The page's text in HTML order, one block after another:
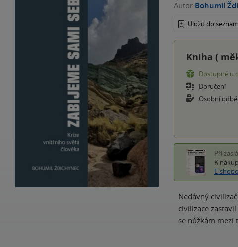
Autor Bohumil
Uložit do
Kniha (
Dostupné u
Doručení
Osobní
Při
K
E-
Nedávný
civilizace
se nůžkám mezi